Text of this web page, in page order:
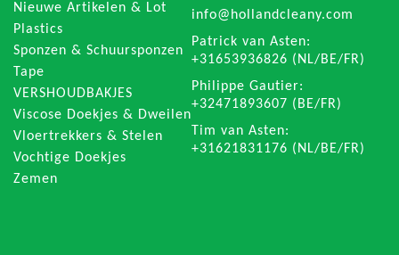
Nieuwe Artikelen & Lot
Plastics
Sponzen & Schuursponzen
Tape
VERSHOUDBAKJES
Viscose Doekjes & Dweilen
Vloertrekkers & Stelen
Vochtige Doekjes
Zemen
info@hollandcleany.com
Patrick van Asten:
+31653936826 (NL/BE/FR)
Philippe Gautier:
+32471893607 (BE/FR)
Tim van Asten:
+31621831176 (NL/BE/FR)